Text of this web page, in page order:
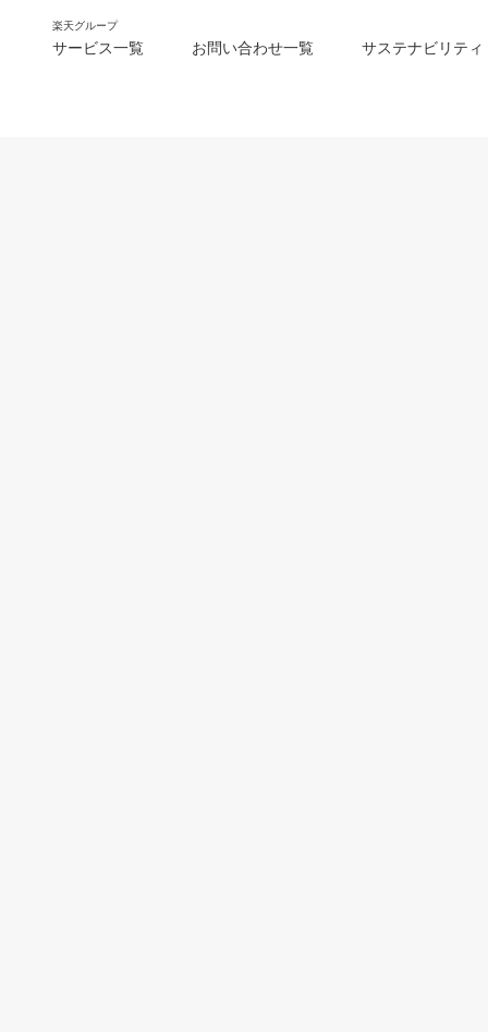
楽天グループ
サービス一覧 お問い合わせ一覧 サステナビリティ